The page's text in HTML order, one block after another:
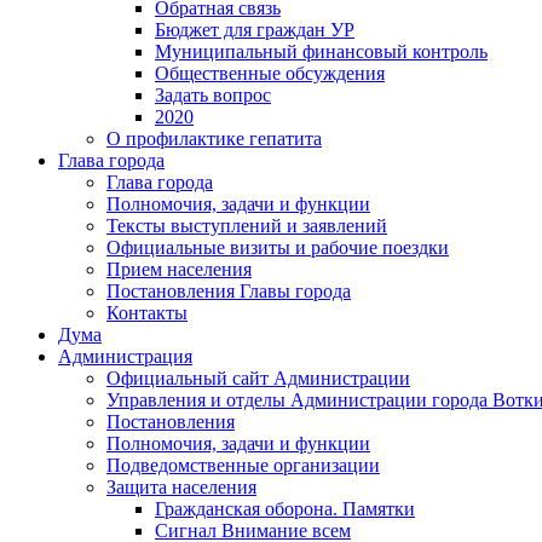
Обратная связь
Бюджет для граждан УР
Муниципальный финансовый контроль
Общественные обсуждения
Задать вопрос
2020
О профилактике гепатита
Глава города
Глава города
Полномочия, задачи и функции
Тексты выступлений и заявлений
Официальные визиты и рабочие поездки
Прием населения
Постановления Главы города
Контакты
Дума
Администрация
Официальный сайт Администрации
Управления и отделы Администрации города
Постановления
Полномочия, задачи и функции
Подведомственные организации
Защита населения
Гражданская оборона. Памятки
Сигнал Внимание всем